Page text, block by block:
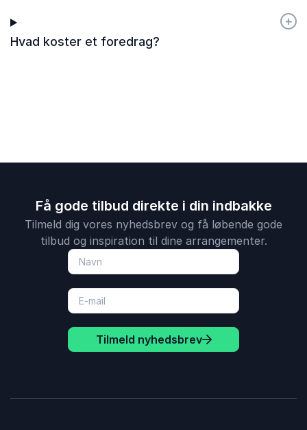
Hvad koster et foredrag?
+
-
Få gode tilbud direkte i din indbakke
Tilmeld dig vores nyhedsbrev og få løbende gode
tilbud og inspiration til dine arrangementer.
Tilmeld nyhedsbrev